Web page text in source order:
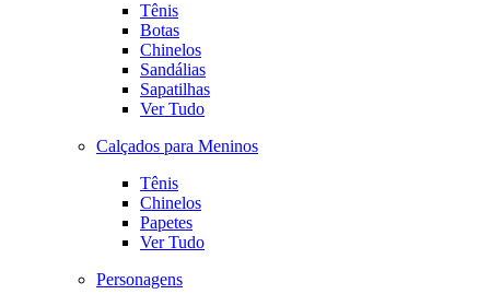
Tênis
Botas
Chinelos
Sandálias
Sapatilhas
Ver Tudo
Calçados para Meninos
Tênis
Chinelos
Papetes
Ver Tudo
Personagens